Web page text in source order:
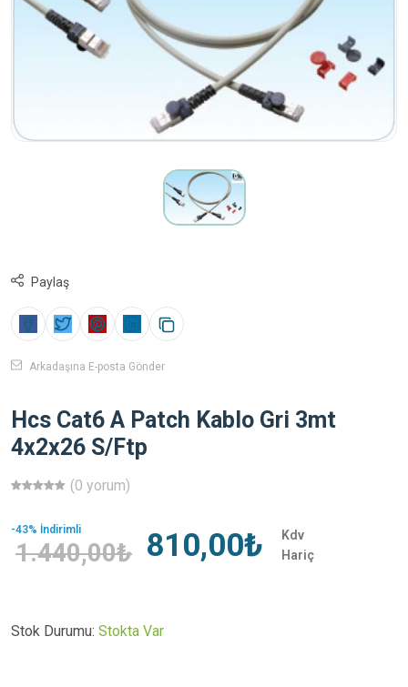
Paylaş
Arkadaşına E-posta Gönder
Hcs Cat6 A Patch Kablo Gri 3mt
4x2x26 S/Ftp
(0 yorum)
-43% İndirimli
1.440,00₺ 810,00₺
Kdv
Hariç
Stok Durumu: Stokta Var